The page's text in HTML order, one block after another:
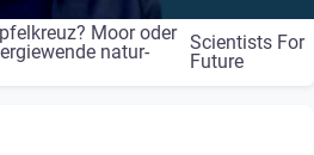
Moor oder
natur-
Scientists For
Future